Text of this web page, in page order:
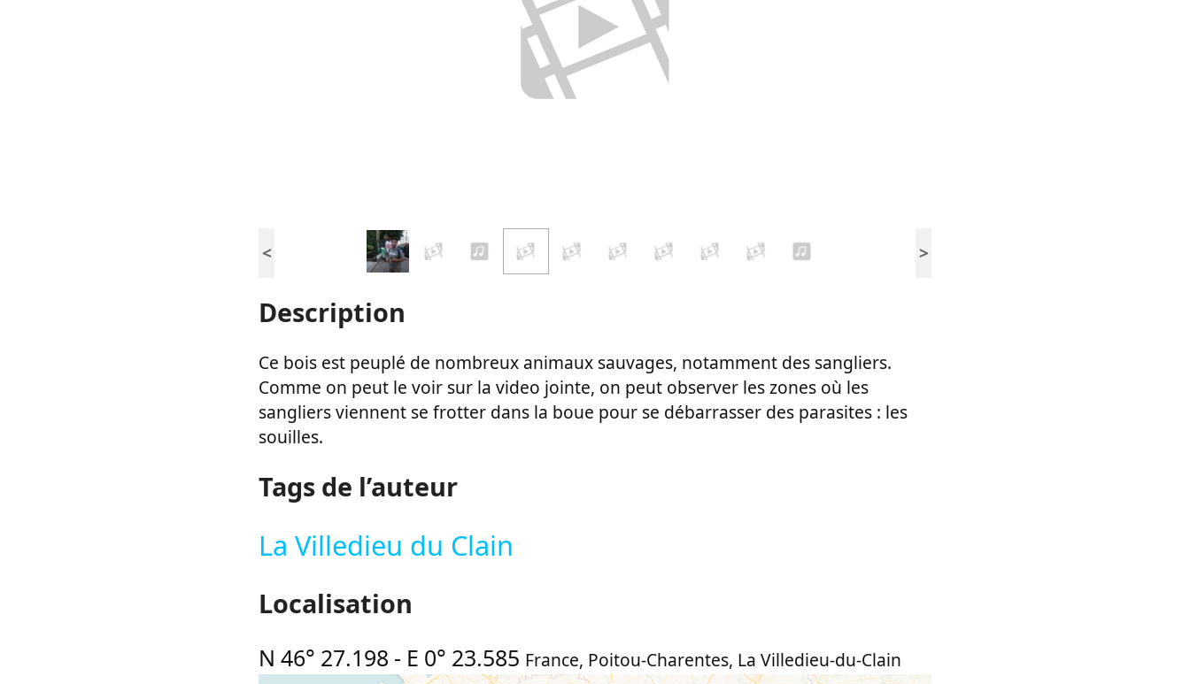
< >
Description
Ce bois est peuplé de nombreux animaux sauvages, notamment des sangliers.
Comme on peut le voir sur la video jointe, on peut observer les zones où les
sangliers viennent se frotter dans la boue pour se débarrasser des parasites : les
souilles.
Tags de l’auteur
La Villedieu du Clain
Localisation
N 46° 27.198 - E 0° 23.585 France, Poitou-Charentes, La Villedieu-du-Clain